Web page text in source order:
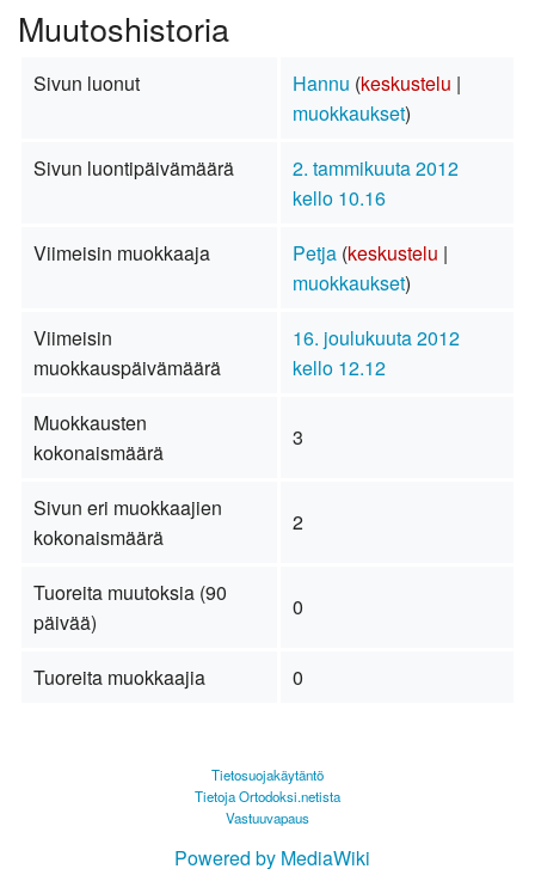
Muutoshistoria
Sivun luonut Hannu (keskustelu |
muokkaukset)
Sivun luontipäivämäärä
2. tammikuuta 2012
kello 10.16
Viimeisin muokkaaja
Petja (keskustelu |
muokkaukset)
Viimeisin
muokkauspäivämäärä
16. joulukuuta 2012
kello 12.12
Muokkausten
kokonaismäärä
3
Sivun eri muokkaajien
kokonaismäärä
2
Tuoreita muutoksia (90
päivää)
0
Tuoreita muokkaajia 0
Tietosuojakäytäntö
Tietoja Ortodoksi.netista
Vastuuvapaus
Powered by MediaWiki